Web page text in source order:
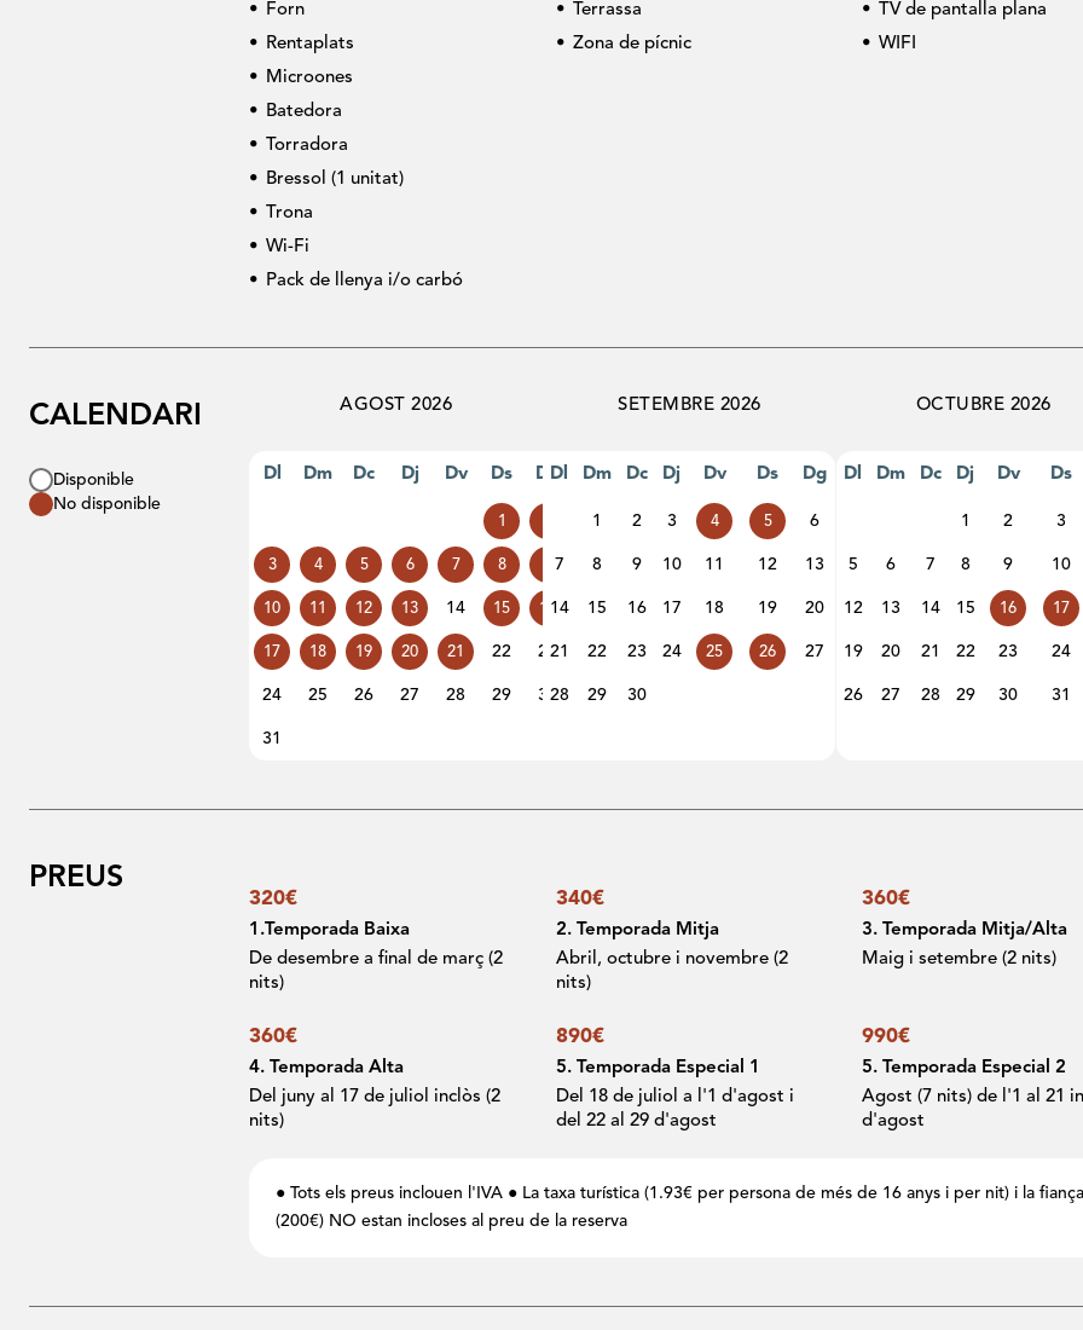
Forn
Rentaplats
Microones
Batedora
Torradora
Bressol (1 unitat)
Trona
Wi-Fi
Pack de llenya i/o carbó
Terrassa
Zona de pícnic
TV de pantalla plana
WIFI
CALENDARI
Disponible
No disponible
AGOST 2026
Dl Dm Dc Dj Dv Ds Dg
1
3 4 5 6 7 8
10 11 12 13 14 15 16
17 18 19 20 21 22 23
24 25 26 27 28 29 30
31
SETEMBRE 2026
Dl Dm Dc Dj Dv Ds Dg
1 2 3 4 5 6
7 8 9 10 11 12 13
14 15 16 17 18 19 20
21 22 23 24 25 26 27
28 29 30
OCTUBRE 2026
Dl Dm Dc Dj Dv Ds
1 2 3
5 6 7 8 9 10
12 13 14 15 16 17
19 20 21 22 23 24
26 27 28 29 30 31
PREUS
320€
1.Temporada Baixa
De desembre a final de març (2
nits)
340€
2. Temporada Mitja
Abril, octubre i novembre (2
nits)
360€
3. Temporada Mitja/Alta
Maig i setembre (2 nits)
360€
4. Temporada Alta
Del juny al 17 de juliol inclòs (2
nits)
890€
5. Temporada Especial 1
Del 18 de juliol a l'1 d'agost i
del 22 al 29 d'agost
990€
5. Temporada Especial 2
Agost (7 nits) de l'1 al 21
d'agost
● Tots els preus inclouen l'IVA ● La taxa turística (1.93€ per persona de més de 16 anys i per nit) i la fiança
(200€) NO estan incloses al preu de la reserva